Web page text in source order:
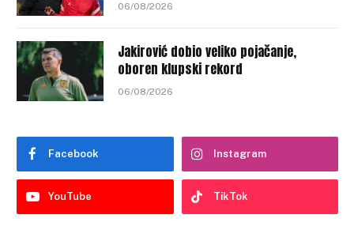
06/08/2026
Jakirović dobio veliko pojačanje,
oboren klupski rekord
06/08/2026
Facebook Instagram
YouTube TikTok